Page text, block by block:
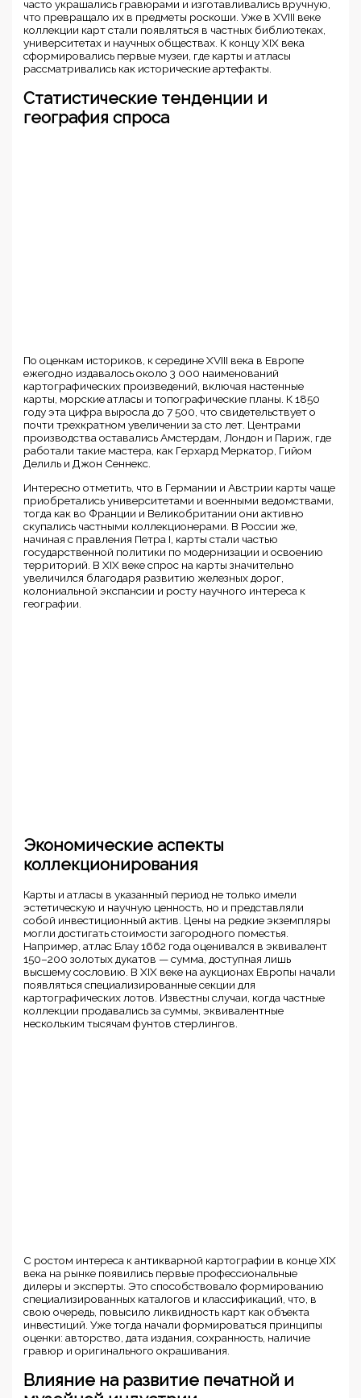
часто украшались гравюрами и изготавливались вручную,
что превращало их в предметы роскоши. Уже в XVIII веке
коллекции карт стали появляться в частных библиотеках,
университетах и научных обществах. К концу XIX века
сформировались первые музеи, где карты и атласы
рассматривались как исторические артефакты.
Статистические тенденции и
география спроса
По оценкам историков, к середине XVIII века в Европе
ежегодно издавалось около 3 000 наименований
картографических произведений, включая настенные
карты, морские атласы и топографические планы. К 1850
году эта цифра выросла до 7 500, что свидетельствует о
почти трехкратном увеличении за сто лет. Центрами
производства оставались Амстердам, Лондон и Париж, где
работали такие мастера, как Герхард Меркатор, Гийом
Делиль и Джон Сеннекс.
Интересно отметить, что в Германии и Австрии карты чаще
приобретались университетами и военными ведомствами,
тогда как во Франции и Великобритании они активно
скупались частными коллекционерами. В России же,
начиная с правления Петра I, карты стали частью
государственной политики по модернизации и освоению
территорий. В XIX веке спрос на карты значительно
увеличился благодаря развитию железных дорог,
колониальной экспансии и росту научного интереса к
географии.
Экономические аспекты
коллекционирования
Карты и атласы в указанный период не только имели
эстетическую и научную ценность, но и представляли
собой инвестиционный актив. Цены на редкие экземпляры
могли достигать стоимости загородного поместья.
Например, атлас Блау 1662 года оценивался в эквивалент
150–200 золотых дукатов — сумма, доступная лишь
высшему сословию. В XIX веке на аукционах Европы начали
появляться специализированные секции для
картографических лотов. Известны случаи, когда частные
коллекции продавались за суммы, эквивалентные
нескольким тысячам фунтов стерлингов.
С ростом интереса к антикварной картографии в конце XIX
века на рынке появились первые профессиональные
дилеры и эксперты. Это способствовало формированию
специализированных каталогов и классификаций, что, в
свою очередь, повысило ликвидность карт как объекта
инвестиций. Уже тогда начали формироваться принципы
оценки: авторство, дата издания, сохранность, наличие
гравюр и оригинального окрашивания.
Влияние на развитие печатной и